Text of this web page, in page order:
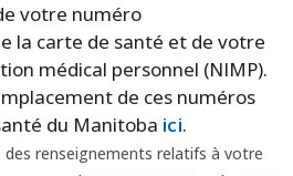
votre numéro
la carte de santé et de votre
médical personnel (NIMP).
de ces numéros
du Manitoba ici.
des renseignements relatifs à votre